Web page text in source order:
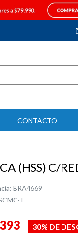
CONTACTO
(HSS) C/
BRA4669
T
30% DE